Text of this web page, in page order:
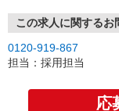
※ご希望があれば、
お気軽にご応募くださ
この求人に関するお
0120-919-867
担当：採用担当
応